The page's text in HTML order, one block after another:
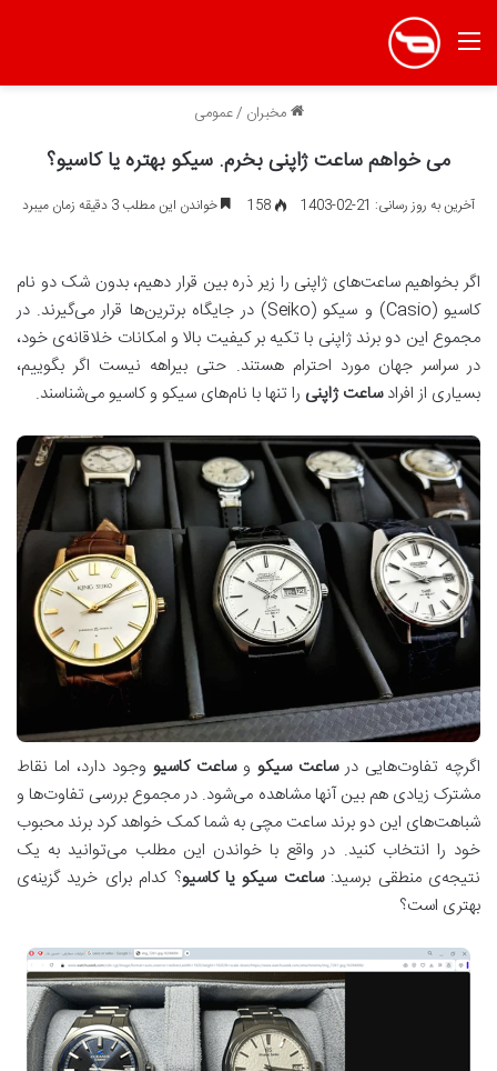
منو
مخبران /عمومی
می خواهم ساعت ژاپنی بخرم. سیکو بهتره یا کاسیو؟
آخرین به روز رسانی: 21-02-1403 158 خواندن این مطلب 3 دقیقه زمان میبرد
اگر بخواهیم ساعت‌های ژاپنی را زیر ذره بین قرار دهیم، بدون شک دو نام
کاسیو (Casio) و سیکو (Seiko) در جایگاه برترین‌ها قرار می‌گیرند. در
مجموع این دو برند ژاپنی با تکیه بر کیفیت بالا و امکانات خلاقانه‌ی خود،
در سراسر جهان مورد احترام هستند. حتی بیراهه نیست اگر بگوییم،
بسیاری از افرادساعت ژاپنی را تنها با نام‌های سیکو و کاسیو می‌شناسند.
اگرچه تفاوت‌هایی درساعت سیکو وساعت کاسیو وجود دارد، اما نقاط
مشترک زیادی هم بین آنها مشاهده می‌شود. در مجموع بررسی تفاوت‌ها و
شباهت‌های این دو برند ساعت مچی به شما کمک خواهد کرد برند محبوب
خود را انتخاب کنید. در واقع با خواندن این مطلب می‌توانید به یک
نتیجه‌ی منطقی برسید:ساعت سیکو یا کاسیو؟ کدام برای خرید گزینه‌ی
بهتری است؟